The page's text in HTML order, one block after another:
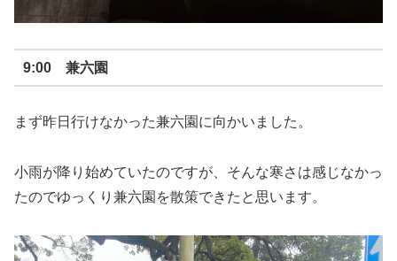
9:00 兼六園
まず昨日行けなかった兼六園に向かいました。
小雨が降り始めていたのですが、そんな寒さは感じなかっ
たのでゆっくり兼六園を散策できたと思います。